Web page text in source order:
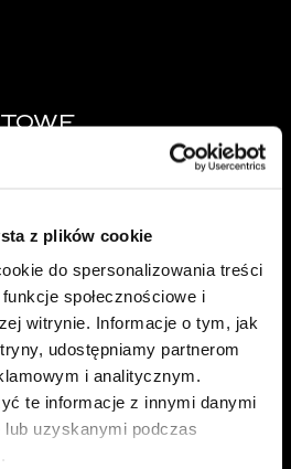
z plików cookie
do spersonalizowania treści
społecznościowe i
witrynie. Informacje o tym, jak
udostępniamy partnerom
i analitycznym.
te informacje z innymi danymi
uzyskanymi podczas
042 530